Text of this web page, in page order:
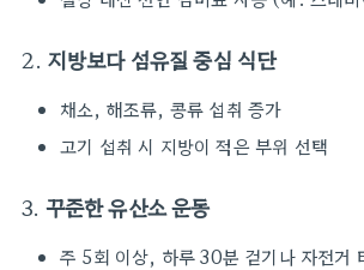
2. 지방보다 섬유질 중심 식단
채소, 해조류, 콩류 섭취 증가
고기 섭취 시 지방이 적은 부위 선택
3. 꾸준한 유산소 운동
주 5회 이상, 하루 30분 걷기나 자전거